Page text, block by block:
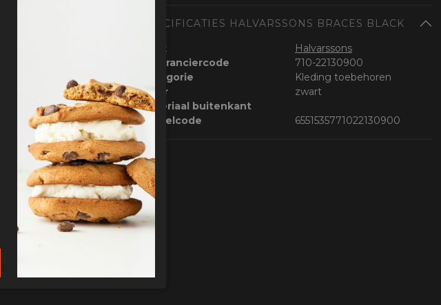
SPECIFICATIES HALVARSSONS BRACES BLACK
Merk
Halvarssons
Leveranciercode
710-22130900
Categorie
Kleding toebehoren
Kleur
zwart
Materiaal buitenkant
Bestelcode
6551535771022130900